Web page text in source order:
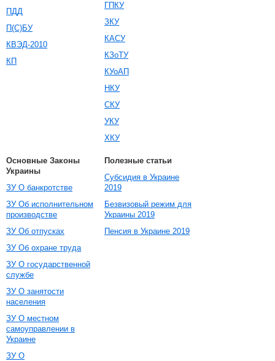
ПДД
П(С)БУ
КВЭД-2010
КП
ГПКУ
ЗКУ
КАСУ
КЗоТУ
КУоАП
НКУ
СКУ
УКУ
ХКУ
Основные Законы
Украины
ЗУ О банкротстве
ЗУ Об исполнительном
производстве
ЗУ Об отпусках
ЗУ Об охране труда
ЗУ О государственной
службе
ЗУ О занятости
населения
ЗУ О местном
самоуправлении в
Украине
ЗУ О
Полезные статьи
Субсидия в Украине
2019
Безвизовый режим для
Украины 2019
Пенсия в Украине 2019